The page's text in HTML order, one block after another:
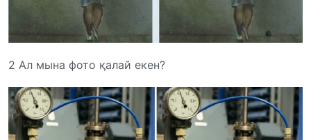
2 Ал мына фото қалай екен?